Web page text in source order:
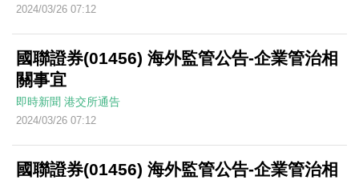
2024/03/26 07:12
國聯證券(01456) 海外監管公告-企業管治相
關事宜
即時新聞 港交所通告
2024/03/26 07:12
國聯證券(01456) 海外監管公告-企業管治相